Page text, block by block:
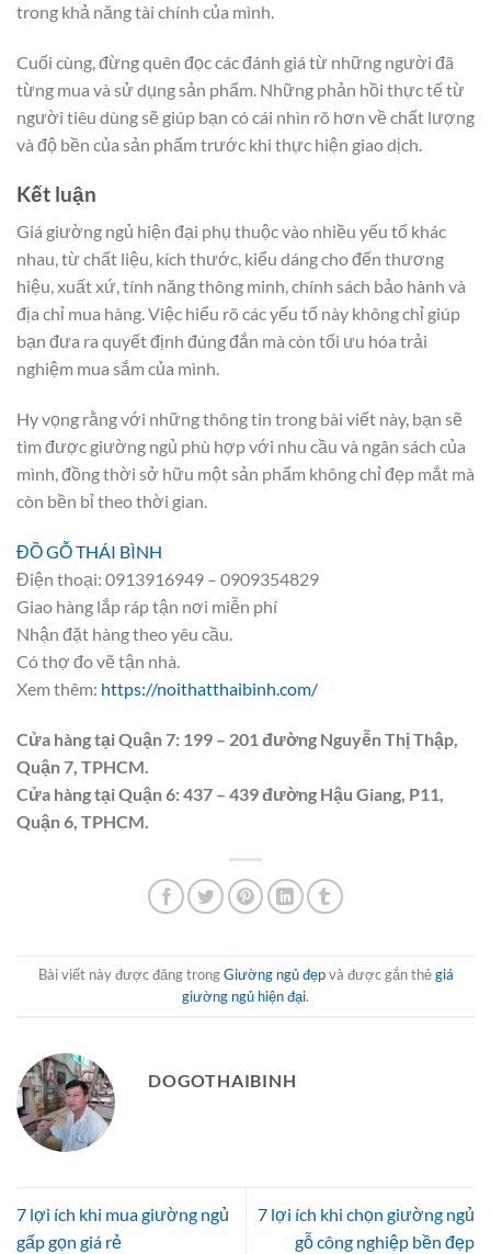
trong khả năng tài chính của mình.
Cuối cùng, đừng quên đọc các đánh giá từ những người đã
từng mua và sử dụng sản phẩm. Những phản hồi thực tế từ
người tiêu dùng sẽ giúp bạn có cái nhìn rõ hơn về chất lượng
và độ bền của sản phẩm trước khi thực hiện giao dịch.
Kết luận
Giá giường ngủ hiện đại phụ thuộc vào nhiều yếu tố khác
nhau, từ chất liệu, kích thước, kiểu dáng cho đến thương
hiệu, xuất xứ, tính năng thông minh, chính sách bảo hành và
địa chỉ mua hàng. Việc hiểu rõ các yếu tố này không chỉ giúp
bạn đưa ra quyết định đúng đắn mà còn tối ưu hóa trải
nghiệm mua sắm của mình.
Hy vọng rằng với những thông tin trong bài viết này, bạn sẽ
tìm được giường ngủ phù hợp với nhu cầu và ngân sách của
mình, đồng thời sở hữu một sản phẩm không chỉ đẹp mắt mà
còn bền bỉ theo thời gian.
ĐỒ GỖ THÁI BÌNH
Điện thoại: 0913916949 – 0909354829
Giao hàng lắp ráp tận nơi miễn phí
Nhận đặt hàng theo yêu cầu.
Có thợ đo vẽ tận nhà.
Xem thêm: https://noithatthaibinh.com/
Cửa hàng tại Quận 7: 199 – 201 đường Nguyễn Thị Thập,
Quận 7, TPHCM.
Cửa hàng tại Quận 6: 437 – 439 đường Hậu Giang, P11,
Quận 6, TPHCM.
Bài viết này được đăng trongGiường ngủ đẹpvà được gắn thẻgiá
giường ngủ hiện đại.
DOGOTHAIBINH
7 lợi ích khi mua giường ngủ
gấp gọn giá rẻ
7 lợi ích khi chọn giường ngủ
gỗ công nghiệp bền đẹp